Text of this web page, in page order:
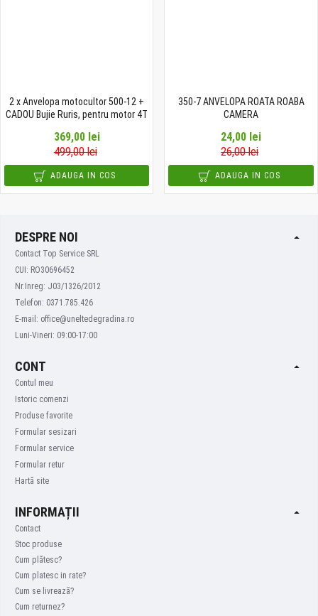
2 x Anvelopa motocultor 500-12 +
CADOU Bujie Ruris, pentru motor 4T
369,00 lei
499,00 lei
ADAUGA IN COS
350-7 ANVELOPA ROATA ROABA
CAMERA
24,00 lei
26,00 lei
ADAUGA IN COS
DESPRE NOI
Contact Top Service SRL
CUI: RO30696452
Nr.Inreg: J03/1326/2012
Telefon: 0371.785.426
E-mail: office@uneltedegradina.ro
Luni-Vineri: 09:00-17:00
CONT
Contul meu
Istoric comenzi
Produse favorite
Formular sesizari
Formular service
Formular retur
Hartă site
INFORMAȚII
Contact
Stoc produse
Cum plătesc?
Cum platesc in rate?
Cum se livrează?
Cum returnez?